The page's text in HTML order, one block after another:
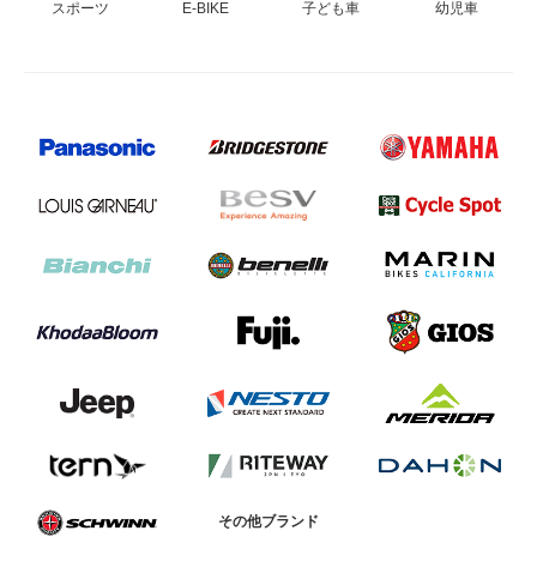
スポーツ E-BIKE 子ども車 幼児車
その他ブランド